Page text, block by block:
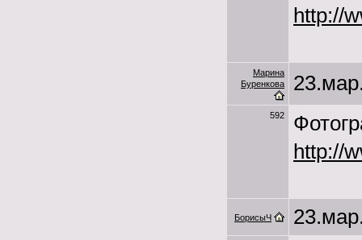
http://
Марина
Буренкова
592
http://
БорисыЧ